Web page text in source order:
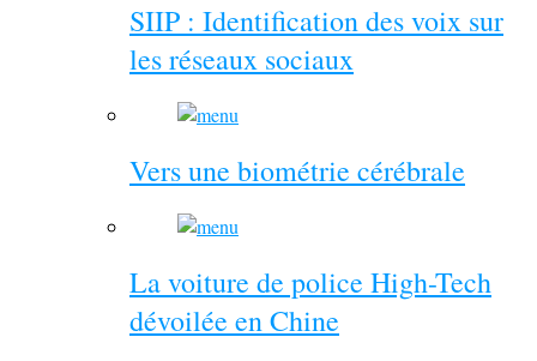
SIIP : Identification des voix sur
les réseaux sociaux
Vers une biométrie cérébrale
La voiture de police High-Tech
dévoilée en Chine